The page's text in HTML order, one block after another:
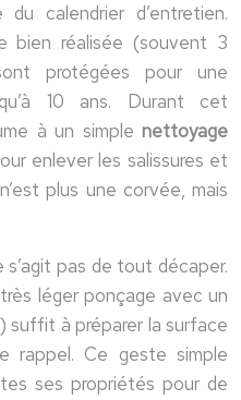
calendrier d’entretien.
bien réalisée (souvent 3
protégées pour une
10 ans. Durant cet
à un simple nettoyage
enlever les salissures et
plus une corvée, mais
s’agit pas de tout décaper.
léger ponçage avec un
suffit à préparer la surface
rappel. Ce geste simple
ses propriétés pour de